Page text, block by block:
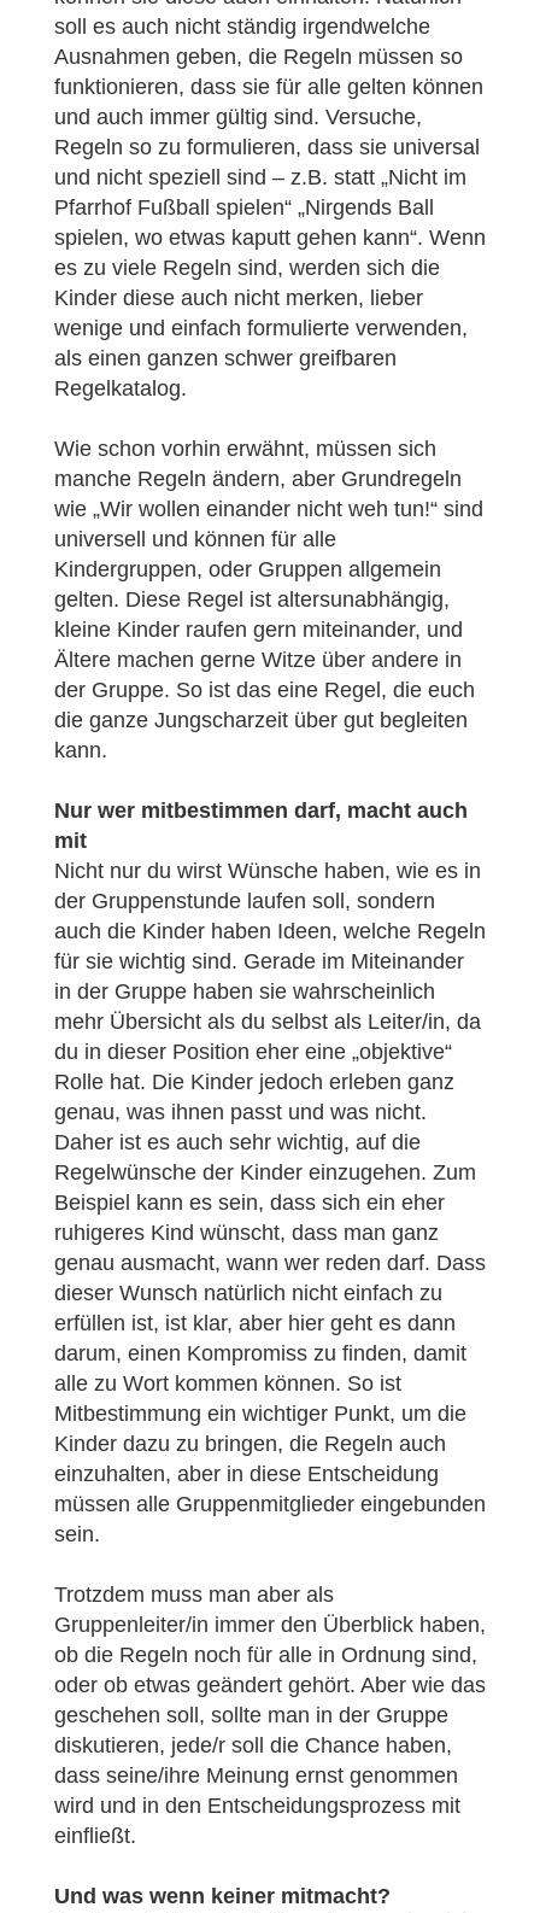
soll es auch nicht ständig irgendwelche
Ausnahmen geben, die Regeln müssen so
funktionieren, dass sie für alle gelten können
und auch immer gültig sind. Versuche,
Regeln so zu formulieren, dass sie universal
und nicht speziell sind – z.B. statt „Nicht im
Pfarrhof Fußball spielen“ „Nirgends Ball
spielen, wo etwas kaputt gehen kann“. Wenn
es zu viele Regeln sind, werden sich die
Kinder diese auch nicht merken, lieber
wenige und einfach formulierte verwenden,
als einen ganzen schwer greifbaren
Regelkatalog.
Wie schon vorhin erwähnt, müssen sich
manche Regeln ändern, aber Grundregeln
wie „Wir wollen einander nicht weh tun!“ sind
universell und können für alle
Kindergruppen, oder Gruppen allgemein
gelten. Diese Regel ist altersunabhängig,
kleine Kinder raufen gern miteinander, und
Ältere machen gerne Witze über andere in
der Gruppe. So ist das eine Regel, die euch
die ganze Jungscharzeit über gut begleiten
kann.
Nur wer mitbestimmen darf, macht auch
mit
Nicht nur du wirst Wünsche haben, wie es in
der Gruppenstunde laufen soll, sondern
auch die Kinder haben Ideen, welche Regeln
für sie wichtig sind. Gerade im Miteinander
in der Gruppe haben sie wahrscheinlich
mehr Übersicht als du selbst als Leiter/in, da
du in dieser Position eher eine „objektive“
Rolle hat. Die Kinder jedoch erleben ganz
genau, was ihnen passt und was nicht.
Daher ist es auch sehr wichtig, auf die
Regelwünsche der Kinder einzugehen. Zum
Beispiel kann es sein, dass sich ein eher
ruhigeres Kind wünscht, dass man ganz
genau ausmacht, wann wer reden darf. Dass
dieser Wunsch natürlich nicht einfach zu
erfüllen ist, ist klar, aber hier geht es dann
darum, einen Kompromiss zu finden, damit
alle zu Wort kommen können. So ist
Mitbestimmung ein wichtiger Punkt, um die
Kinder dazu zu bringen, die Regeln auch
einzuhalten, aber in diese Entscheidung
müssen alle Gruppenmitglieder eingebunden
sein.
Trotzdem muss man aber als
Gruppenleiter/in immer den Überblick haben,
ob die Regeln noch für alle in Ordnung sind,
oder ob etwas geändert gehört. Aber wie das
geschehen soll, sollte man in der Gruppe
diskutieren, jede/r soll die Chance haben,
dass seine/ihre Meinung ernst genommen
wird und in den Entscheidungsprozess mit
einfließt.
Und was wenn keiner mitmacht?